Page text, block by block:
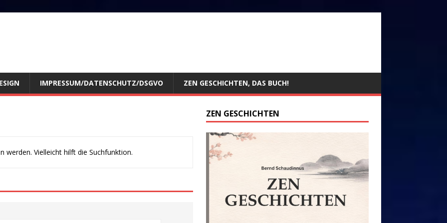
IMPRESSUM/DATENSCHUTZ/DSGVO ZEN GESCHICHTEN, DAS BUCH!
werden. Vielleicht hilft die Suchfunktion.
ZEN GESCHICHTEN